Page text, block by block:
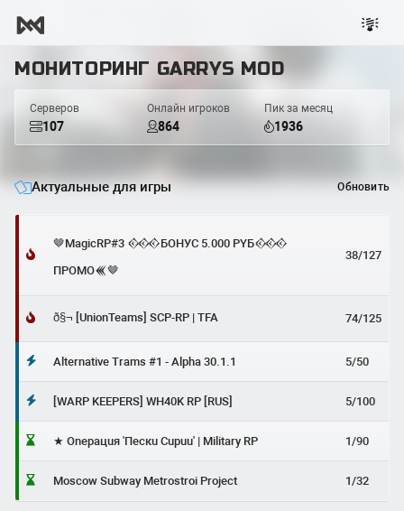
МОНИТОРИНГ GARRYS MOD
Серверов
107
Онлайн игроков
864
Пик за месяц
1936
Актуальные для игры Обновить
🤎MagicRP#3 𒐮БОНУС 5.000 PYБ𒐮
ПРОМО𒌍🤎
38/127
ð§¬ [UnionTeams] SCP-RP | TFA 74/125
Alternative Trams #1 - Alpha 30.1.1 5/50
[WARP KEEPERS] WH40K RP [RUS] 5/100
★ Onepaцuя 'Пecкu Cupuu' | Military RP 1/90
Moscow Subway Metrostroi Project 1/32